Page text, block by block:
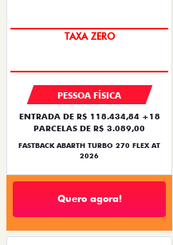
PESSOA FÍSICA
ENTRADA DE R$ 118.434,84 +18
PARCELAS DE R$ 3.089,00
FASTBACK ABARTH TURBO 270 FLEX AT
2026
Quero agora!